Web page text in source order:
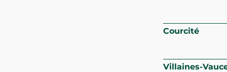
Courcité
Villaines-